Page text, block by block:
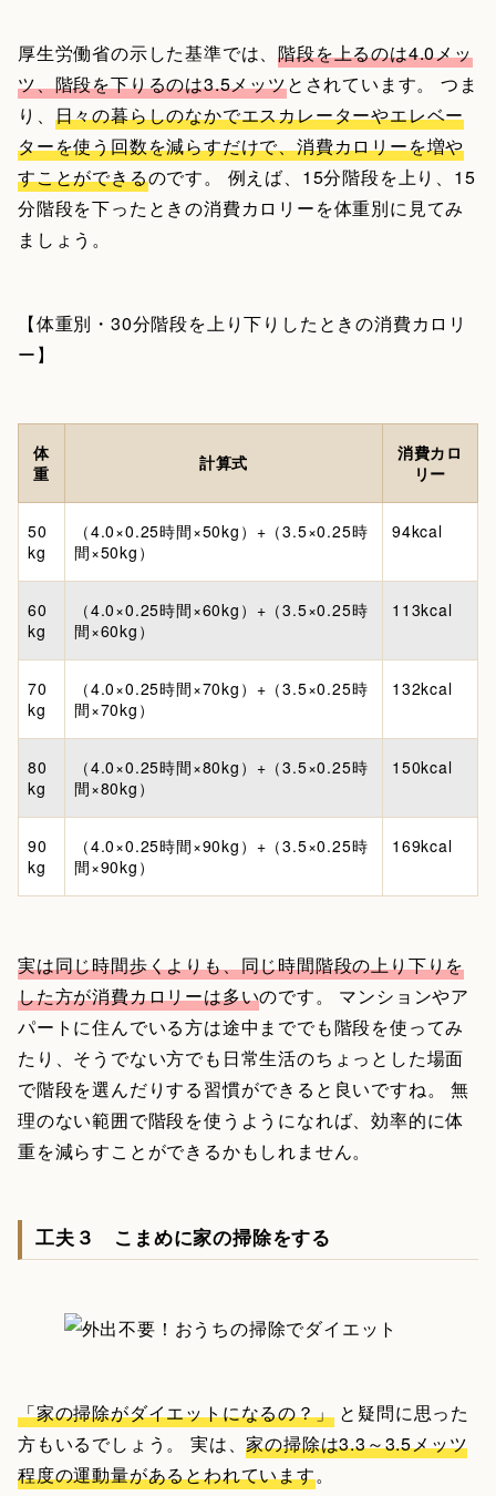
厚生労働省の示した基準では、階段を上るのは4.0メッ
ツ、階段を下りるのは3.5メッツとされています。 つま
り、 日々の暮らしのなかでエスカレーターやエレベー
ターを使う回数を減らすだけで、消費カロリーを増や
すことができるのです。 例えば、15分階段を上り、15
分階段を下ったときの消費カロリーを体重別に見てみ
ましょう。
【体重別・30分階段を上り下りしたときの消費カロリ
ー】
体
重
計算式
消費カロ
リー
50
kg
（4.0×0.25時間×50kg）+（3.5×0.25時
間×50kg）
94kcal
60
kg
（4.0×0.25時間×60kg）+（3.5×0.25時
間×60kg）
113kcal
70
kg
（4.0×0.25時間×70kg）+（3.5×0.25時
間×70kg）
132kcal
80
kg
（4.0×0.25時間×80kg）+（3.5×0.25時
間×80kg）
150kcal
90
kg
（4.0×0.25時間×90kg）+（3.5×0.25時
間×90kg）
169kcal
実は同じ時間歩くよりも、同じ時間階段の上り下りを
した方が消費カロリーは多いのです。 マンションやア
パートに住んでいる方は途中まででも階段を使ってみ
たり、そうでない方でも日常生活のちょっとした場面
で階段を選んだりする習慣ができると良いですね。 無
理のない範囲で階段を使うようになれば、効率的に体
重を減らすことができるかもしれません。
工夫３ こまめに家の掃除をする
「家の掃除がダイエットになるの？」と疑問に思った
方もいるでしょう。 実は、家の掃除は3.3～3.5メッツ
程度の運動量があるとわれています。